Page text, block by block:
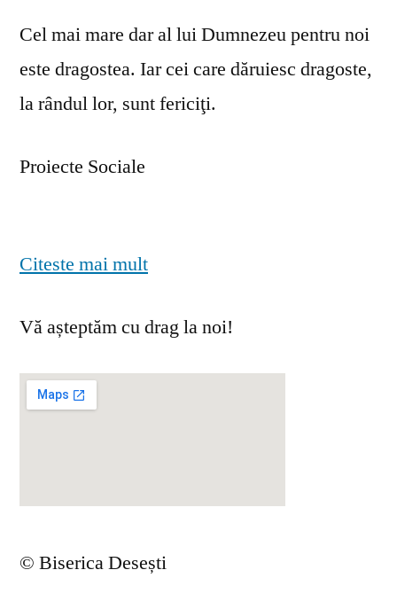
Cel mai mare dar al lui Dumnezeu pentru noi
este dragostea. Iar cei care dăruiesc dragoste,
la rândul lor, sunt fericiţi.
Proiecte Sociale
Citeste mai mult
Vă așteptăm cu drag la noi!
© Biserica Desești